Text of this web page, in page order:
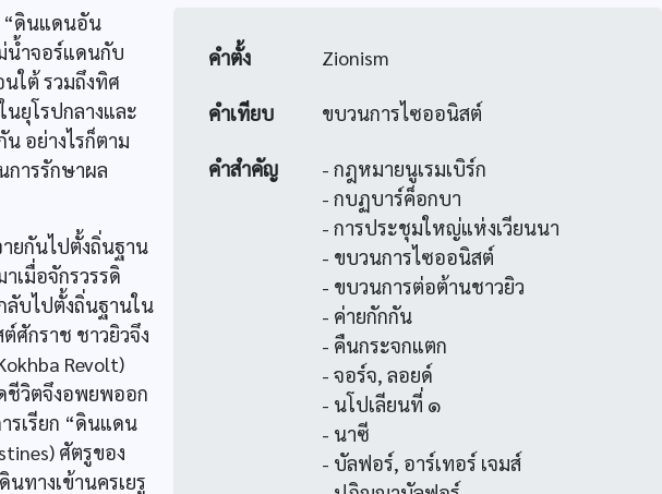
“ดินแดนอัน
น้ำจอร์แดนกับ
ใต้ รวมถึงทิศ
ยุโรปกลางและ
อย่างไรก็ตาม
การรักษาผล
ยกันไปตั้งถิ่นฐาน
เมื่อจักรวรรดิ
ลับไปตั้งถิ่นฐานใน
ศักราช ชาวยิวจึง
Revolt)
ชีวิตจึงอพยพออก
รเรียก “ดินแดน
ศัตรูของ
ทางเข้านครเยรู
คำตั้ง Zionism
คำเทียบ ขบวนการไซออนิสต์
คำสำคัญ
- กฎหมายนูเรมเบิร์ก
- กบฏบาร์ค็อกบา
- การประชุมใหญ่แห่งเวียนนา
- ขบวนการไซออนิสต์
- ขบวนการต่อต้านชาวยิว
- ค่ายกักกัน
- คืนกระจกแตก
- จอร์จ, ลอยด์
- นโปเลียนที่ ๑
- นาซี
- บัลฟอร์, อาร์เทอร์ เจมส์